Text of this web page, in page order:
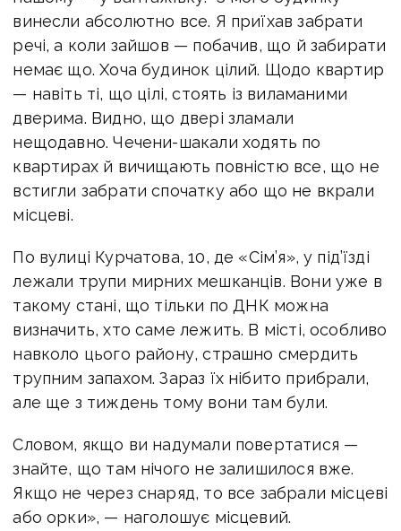
винесли абсолютно все. Я приїхав забрати
речі, а коли зайшов — побачив, що й забирати
немає що. Хоча будинок цілий. Щодо квартир
— навіть ті, що цілі, стоять із виламаними
дверима. Видно, що двері зламали
нещодавно. Чечени-шакали ходять по
квартирах й вичищають повністю все, що не
встигли забрати спочатку або що не вкрали
місцеві.
По вулиці Курчатова, 10, де «Сім’я», у під’їзді
лежали трупи мирних мешканців. Вони уже в
такому стані, що тільки по ДНК можна
визначить, хто саме лежить. В місті, особливо
навколо цього району, страшно смердить
трупним запахом. Зараз їх нібито прибрали,
але ще з тиждень тому вони там були.
Словом, якщо ви надумали повертатися —
знайте, що там нічого не залишилося вже.
Якщо не через снаряд, то все забрали місцеві
або орки», — наголошує місцевий.